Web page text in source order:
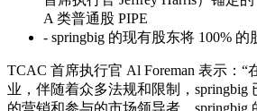
A 类普通股 PIPE
- springbig 的现有股东将 100%
TCAC 首席执行官 Al Foreman 表示：“
业，伴随着众多法规和限制，springbig
的营销和参与的市场领导者。springbig